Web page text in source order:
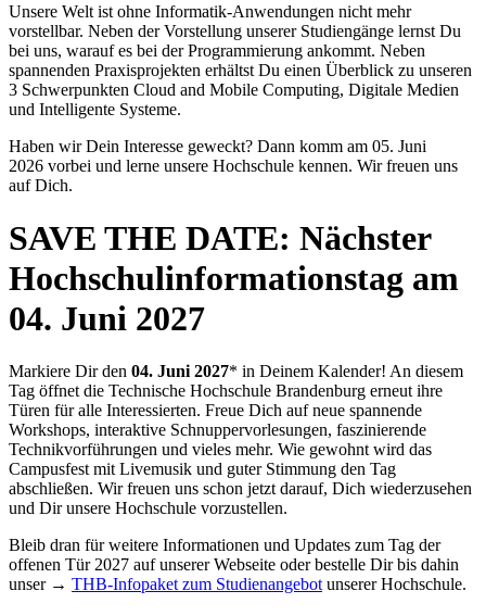
Unsere Welt ist ohne Informatik-Anwendungen nicht mehr
vorstellbar. Neben der Vorstellung unserer Studiengänge lernst Du
bei uns, warauf es bei der Programmierung ankommt. Neben
spannenden Praxisprojekten erhältst Du einen Überblick zu unseren
3 Schwerpunkten Cloud and Mobile Computing, Digitale Medien
und Intelligente Systeme.
Haben wir Dein Interesse geweckt? Dann komm am 05. Juni
2026 vorbei und lerne unsere Hochschule kennen. Wir freuen uns
auf Dich.
SAVE THE DATE: Nächster
Hochschulinformationstag am
04. Juni 2027
Markiere Dir den 04. Juni 2027* in Deinem Kalender! An diesem
Tag öffnet die Technische Hochschule Brandenburg erneut ihre
Türen für alle Interessierten. Freue Dich auf neue spannende
Workshops, interaktive Schnuppervorlesungen, faszinierende
Technikvorführungen und vieles mehr. Wie gewohnt wird das
Campusfest mit Livemusik und guter Stimmung den Tag
abschließen. Wir freuen uns schon jetzt darauf, Dich wiederzusehen
und Dir unsere Hochschule vorzustellen.
Bleib dran für weitere Informationen und Updates zum Tag der
offenen Tür 2027 auf unserer Webseite oder bestelle Dir bis dahin
unser → THB-Infopaket zum Studienangebotunserer Hochschule.